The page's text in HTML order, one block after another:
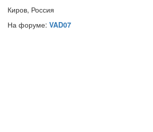
Киров, Россия
На форуме: VAD07